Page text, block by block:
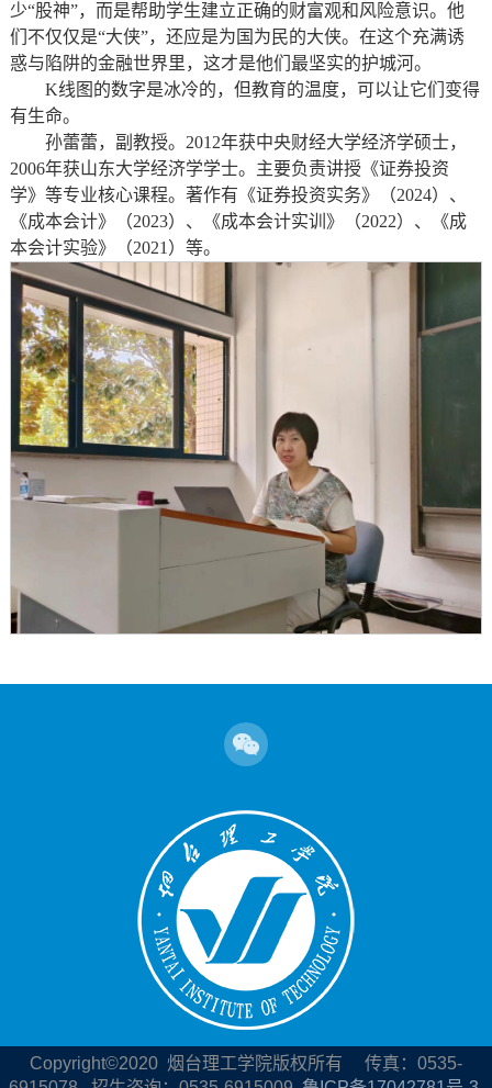
少“股神”，而是帮助学生建立正确的财富观和风险意识。他
们不仅仅是“大侠”，还应是为国为民的大侠。在这个充满诱
惑与陷阱的金融世界里，这才是他们最坚实的护城河。
K线图的数字是冰冷的，但教育的温度，可以让它们变得
有生命。
孙蕾蕾，副教授。2012年获中央财经大学经济学硕士，
2006年获山东大学经济学学士。主要负责讲授《证券投资
学》等专业核心课程。著作有《证券投资实务》（2024）、
《成本会计》（2023）、《成本会计实训》（2022）、《成
本会计实验》（2021）等。
Copyright©2020 烟台理工学院版权所有 传真：0535-